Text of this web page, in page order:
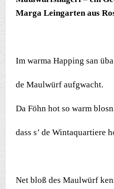
Marga Leingarten aus
Im warma Happing san
de Maulwürf aufgwacht.
Da Föhn hot so warm
dass s’ de Wintaquartiere
Net bloß des Maulwürf